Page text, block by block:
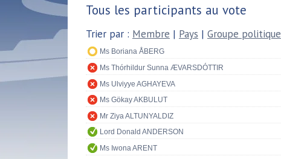
Tous les participants au vote
Trier par : Membre | Pays | Groupe politique
Ms Boriana ÅBERG
Ms Thórhildur Sunna ÆVARSDÓTTIR
Ms Ulviyye AGHAYEVA
Ms Gökay AKBULUT
Mr Ziya ALTUNYALDIZ
Lord Donald ANDERSON
Ms Iwona ARENT